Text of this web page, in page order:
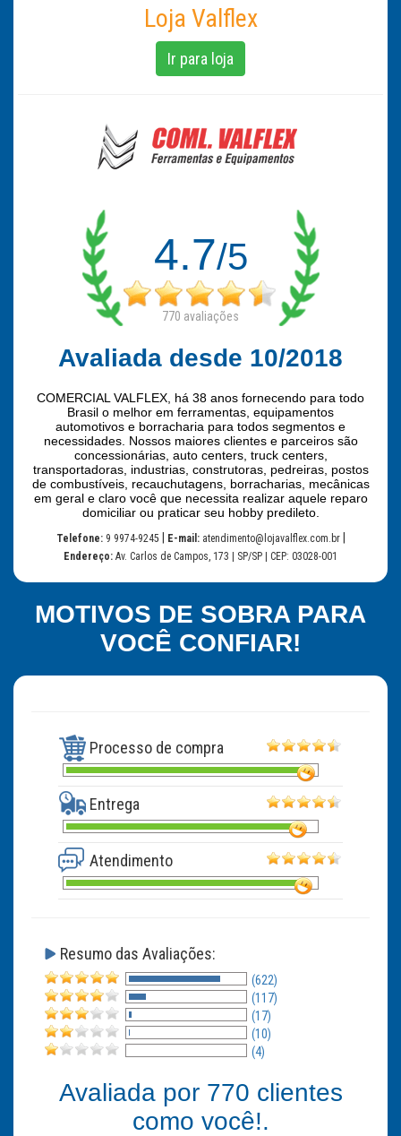
Loja Valflex
Ir para loja
4.7/5
770 avaliações
Avaliada desde 10/2018
COMERCIAL VALFLEX, há 38 anos fornecendo para todo
Brasil o melhor em ferramentas, equipamentos
automotivos e borracharia para todos segmentos e
necessidades. Nossos maiores clientes e parceiros são
concessionárias, auto centers, truck centers,
transportadoras, industrias, construtoras, pedreiras, postos
de combustíveis, recauchutagens, borracharias, mecânicas
em geral e claro você que necessita realizar aquele reparo
domiciliar ou praticar seu hobby predileto.
Telefone: 9 9974-9245 E-mail:atendimento@lojavalflex.com.br
Endereço: Av. Carlos de Campos, 173 | SP/SP | CEP: 03028-001
MOTIVOS DE SOBRA PARA
VOCÊ CONFIAR!
Processo de compra
Entrega
Atendimento
Resumo das Avaliações:
(622)
(117)
(17)
(10)
(4)
Avaliada por 770 clientes
como você!.